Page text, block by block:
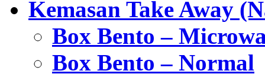
Kemasan Take Away
Box Bento –
Box Bento – Normal